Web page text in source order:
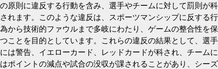
の原則に違反する行動を含み、選手やチームに対して罰則が科
されます。このような違反は、スポーツマンシップに反する行
為から技術的ファウルまで多岐にわたり、ゲームの整合性を保
つことを目的としています。これらの違反の結果として、選手
には警告、イエローカード、レッドカードが科され、チームに
はポイントの減点や試合の没収が課されることがあり、シーズ